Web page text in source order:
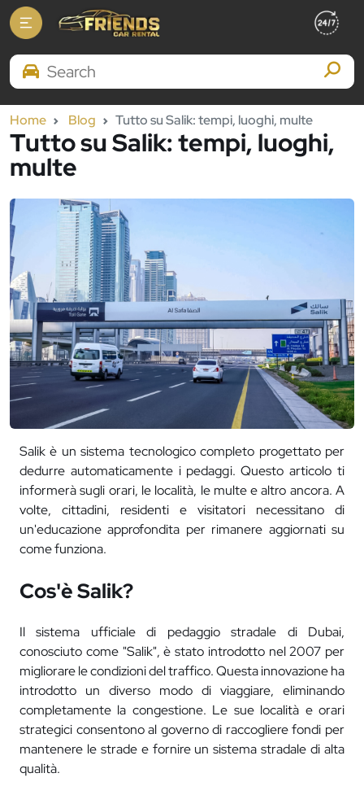
Search Brands
Home Blog Tutto su Salik: tempi, luoghi, multe
Tutto su Salik: tempi, luoghi,
multe
Salik è un sistema tecnologico completo progettato per
dedurre automaticamente i pedaggi. Questo articolo ti
informerà sugli orari, le località, le multe e altro ancora. A
volte, cittadini, residenti e visitatori necessitano di
un'educazione approfondita per rimanere aggiornati su
come funziona.
Cos'è Salik?
Il sistema ufficiale di pedaggio stradale di Dubai,
conosciuto come "Salik", è stato introdotto nel 2007 per
migliorare le condizioni del traffico. Questa innovazione ha
introdotto un diverso modo di viaggiare, eliminando
completamente la congestione. Le sue località e orari
strategici consentono al governo di raccogliere fondi per
mantenere le strade e fornire un sistema stradale di alta
qualità.